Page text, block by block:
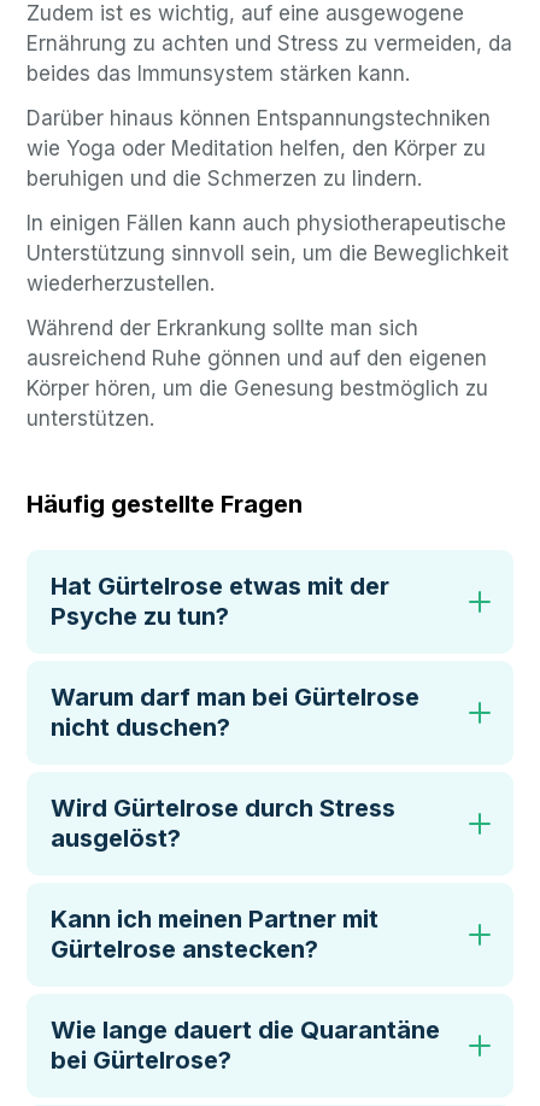
Zudem ist es wichtig, auf eine ausgewogene
Ernährung zu achten und Stress zu vermeiden, da
beides das Immunsystem stärken kann.
Darüber hinaus können Entspannungstechniken
wie Yoga oder Meditation helfen, den Körper zu
beruhigen und die Schmerzen zu lindern.
In einigen Fällen kann auch physiotherapeutische
Unterstützung sinnvoll sein, um die Beweglichkeit
wiederherzustellen.
Während der Erkrankung sollte man sich
ausreichend Ruhe gönnen und auf den eigenen
Körper hören, um die Genesung bestmöglich zu
unterstützen.
Häufig gestellte Fragen
Hat Gürtelrose etwas mit der
Psyche zu tun?
Warum darf man bei Gürtelrose
nicht duschen?
Wird Gürtelrose durch Stress
ausgelöst?
Kann ich meinen Partner mit
Gürtelrose anstecken?
Wie lange dauert die Quarantäne
bei Gürtelrose?